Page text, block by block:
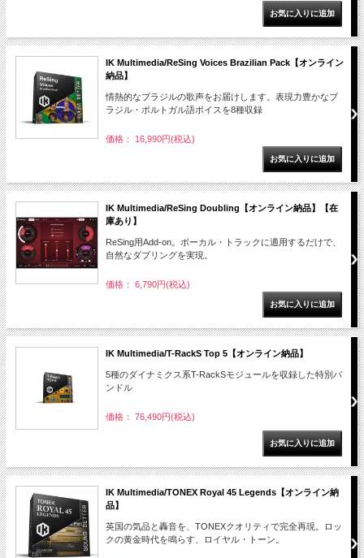
IK Multimedia/ReSing Voices Brazilian Pack【オンライン
納品】
情熱的なブラジルの歌声をお届けします。表現力豊かなブ
ラジル・ポルトガル語ボイスを8種収録
価格： 16,990円(税込)
IK Multimedia/ReSing Doubling【オンライン納品】【在
庫あり】
ReSing用Add-on。ボーカル・トラックに適用するだけで、
自然なダブリングを実現。
価格： 6,790円(税込)
IK Multimedia/T-RackS Top 5【オンライン納品】
5種のダイナミクス系T-RackSモジュールを収録した特別バ
ンドル
価格： 76,490円(税込)
IK Multimedia/TONEX Royal 45 Legends【オンライン納
品】
英国の気品と轟音を、TONEXクオリティで完全再現。ロッ
クの黄金時代を鳴らす、ロイヤル・トーン。